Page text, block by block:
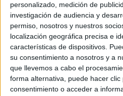
personalizado, medición de
investigación de audiencia y
permiso, nosotros y nuestros
localización geográfica precisa e
características de dispositivos.
su consentimiento a nosotros y a
que llevemos a cabo el
forma alternativa, puede hacer clic
consentimiento o acceder a
Muchas gracias.
Inicio
Etiquetas: Hablar x Hablar